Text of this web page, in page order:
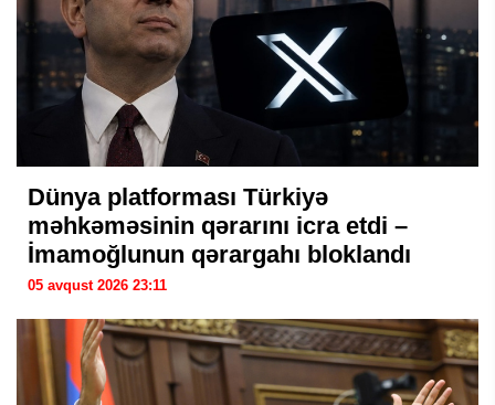
Dünya platforması Türkiyə
məhkəməsinin qərarını icra etdi –
İmamoğlunun qərargahı bloklandı
05 avqust 2026 23:11